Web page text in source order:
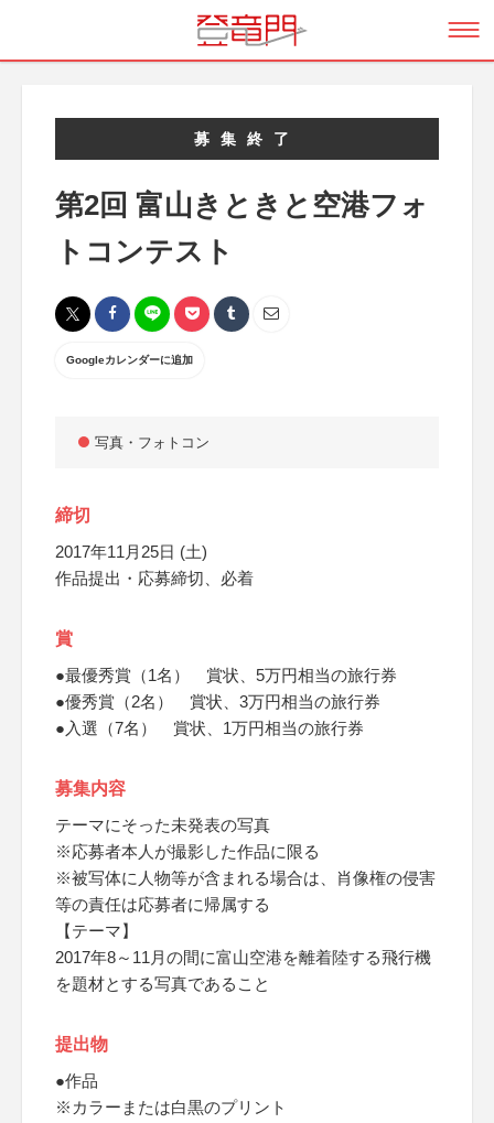
募集終了
第2回 富山きときと空港フォ
トコンテスト
Googleカレンダーに追加
写真・フォトコン
締切
2017年11月25日 (土)
作品提出・応募締切、必着
賞
●最優秀賞（1名） 賞状、5万円相当の旅行券
●優秀賞（2名） 賞状、3万円相当の旅行券
●入選（7名） 賞状、1万円相当の旅行券
募集内容
テーマにそった未発表の写真
※応募者本人が撮影した作品に限る
※被写体に人物等が含まれる場合は、肖像権の侵害
等の責任は応募者に帰属する
【テーマ】
2017年8～11月の間に富山空港を離着陸する飛行機
を題材とする写真であること
提出物
●作品
※カラーまたは白黒のプリント